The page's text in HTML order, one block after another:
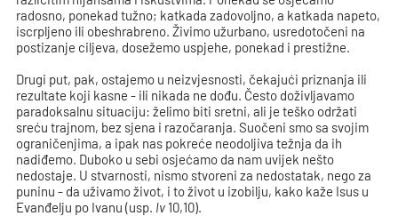
radosno, ponekad tužno; katkada zadovoljno, a katkada napeto,
iscrpljeno ili obeshrabreno. Živimo užurbano, usredotočeni na
postizanje ciljeva, dosežemo uspjehe, ponekad i prestižne.
Drugi put, pak, ostajemo u neizvjesnosti, čekajući priznanja ili
rezultate koji kasne - ili nikada ne dođu. Često doživljavamo
paradoksalnu situaciju: želimo biti sretni, ali je teško održati
sreću trajnom, bez sjena i razočaranja. Suočeni smo sa svojim
ograničenjima, a ipak nas pokreće neodoljiva težnja da ih
nadiđemo. Duboko u sebi osjećamo da nam uvijek nešto
nedostaje. U stvarnosti, nismo stvoreni za nedostatak, nego za
puninu - da uživamo život, i to život u izobilju, kako kaže Isus u
Evanđelju po Ivanu (usp. Iv 10,10).